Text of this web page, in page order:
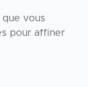
vous
pour affiner